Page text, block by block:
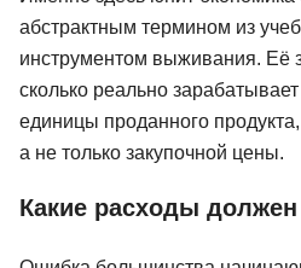
абстрактным термином из
инструментом выживания. Её
сколько реально
единицы проданного
а не только закупочной цены.
Какие расходы